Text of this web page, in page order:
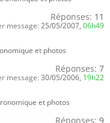
Réponses: 11
message: 25/05/2007, 06h49
et photos
Réponses: 7
message: 30/05/2006, 19h22
et photos
Réponses: 9